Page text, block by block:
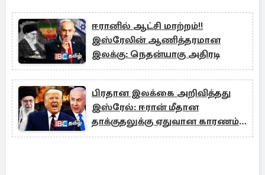
ஈரானில் ஆட்சி மாற்றம்!!
இஸ்ரேலின் ஆணித்தரமான
இலக்கு: நெதன்யாகு அதிரடி
பிரதான இலக்கை அறிவித்தது
இஸ்ரேல்: ஈரான் மீதான
தாக்குதலுக்கு ஏதுவான காரணம்
இதுதான்..!